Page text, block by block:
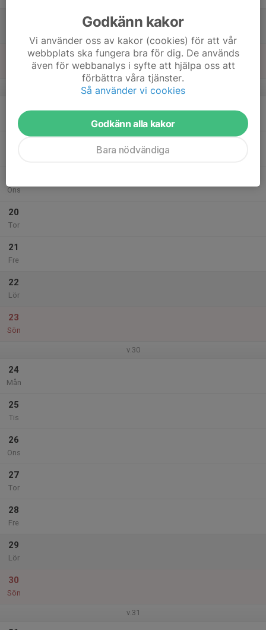
v.29
Mån
Ons
20
Tor
21
Fre
22
Lör
23
Sön
v.30
24
Mån
25
Tis
26
Ons
27
Tor
28
Fre
29
Lör
30
Sön
v.31
Godkänn kakor
Vi använder oss av kakor (cookies) för att vår
webbplats ska fungera bra för dig. De används
även för webbanalys i syfte att hjälpa oss att
förbättra våra tjänster.
Så använder vi cookies
Godkänn alla kakor
Bara nödvändiga